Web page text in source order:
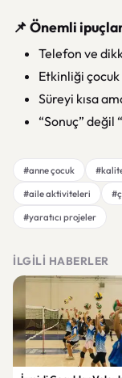
📌 Önemli
Telefon ve
Etkinliği
Süreyi kısa
“Sonuç” değil
#anne çocuk
#aile aktiviteleri
#yaratıcı projeler
İLGILI HABERLER